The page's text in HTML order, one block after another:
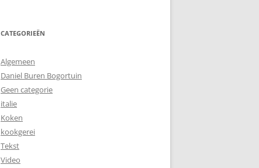
CATEGORIEËN
Algemeen
Daniel Buren Bogortuin
Geen categorie
italie
Koken
kookgerei
Tekst
Video